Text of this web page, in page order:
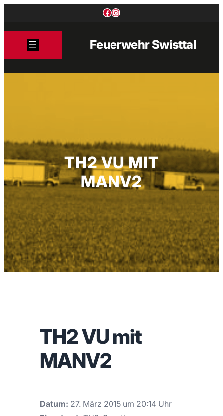
Facebook
Instagram
Feuerwehr Swisttal
TH2 VU MIT
MANV2
TH2 VU mit
MANV2
Datum: 27. März 2015 um 20:14 Uhr